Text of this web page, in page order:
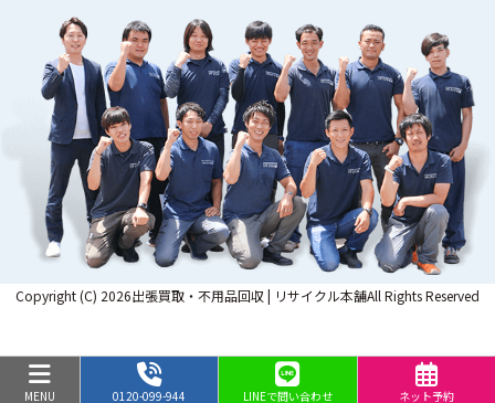
Copyright (C) 2026出張買取・不用品回収 | リサイクル本舗All Rights Reserved
MENU 0120-099-944 LINEで問い合わせ ネット予約